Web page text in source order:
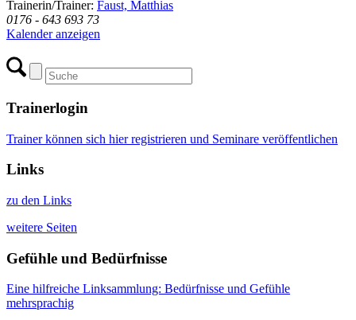
Trainerin/Trainer: Faust, Matthias
0176 - 643 693 73
Kalender anzeigen
Trainerlogin
Trainer können sich hier registrieren und Seminare veröffentlichen
Links
zu den Links
weitere Seiten
Gefühle und Bedürfnisse
Eine hilfreiche Linksammlung: Bedürfnisse und Gefühle
mehrsprachig